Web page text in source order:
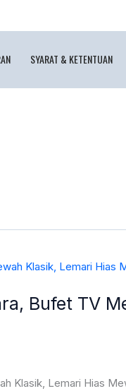
SYARAT & KETENTUAN
Bufet TV
Klasik, Lemari Hias